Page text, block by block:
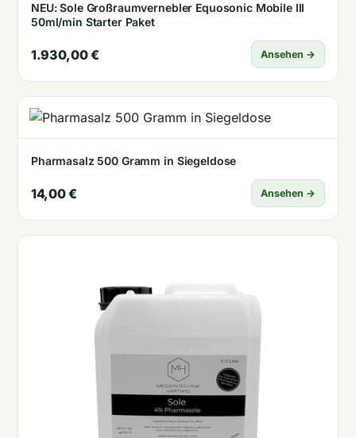
NEU: Sole Großraumvernebler Equosonic Mobile III
50ml/min Starter Paket
1.930,00 € Ansehen →
Pharmasalz 500 Gramm in Siegeldose
14,00 € Ansehen →